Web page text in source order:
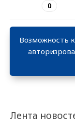
Лента
0
Возможность